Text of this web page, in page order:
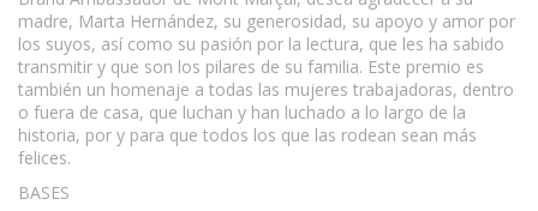
madre, Marta Hernández, su generosidad, su apoyo y amor por
los suyos, así como su pasión por la lectura, que les ha sabido
transmitir y que son los pilares de su familia. Este premio es
también un homenaje a todas las mujeres trabajadoras, dentro
o fuera de casa, que luchan y han luchado a lo largo de la
historia, por y para que todos los que las rodean sean más
felices.
BASES